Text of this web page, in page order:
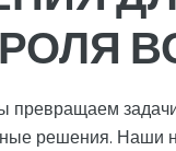
превращаем
решения. Наши